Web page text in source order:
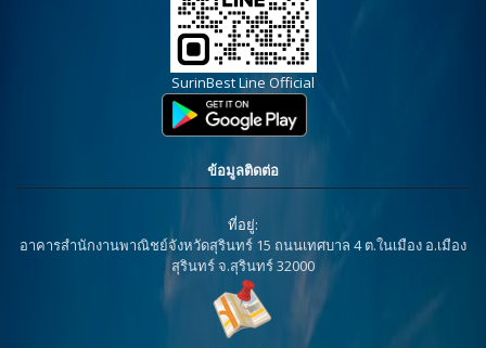
SurinBest Line Official
ข้อมูลติดต่อ
ที่อยู่:
อาคารสำนักงานพาณิชย์จังหวัดสุรินทร์ 15 ถนนเทศบาล 4 ต.ในเมือง อ.เมือง
สุรินทร์ จ.สุรินทร์ 32000